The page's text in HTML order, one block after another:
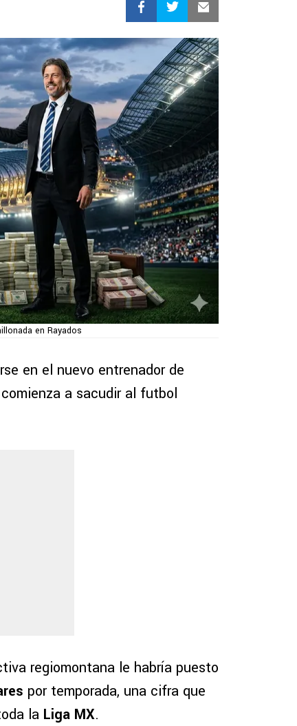
en Rayados
en el nuevo entrenador de
a sacudir al futbol
regiomontana le habría puesto
por temporada, una cifra que
la Liga MX.